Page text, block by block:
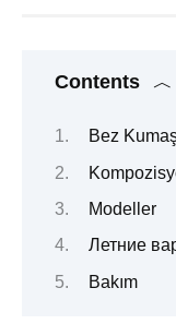
Contents
Bez
Modeller
Летние
Bakım